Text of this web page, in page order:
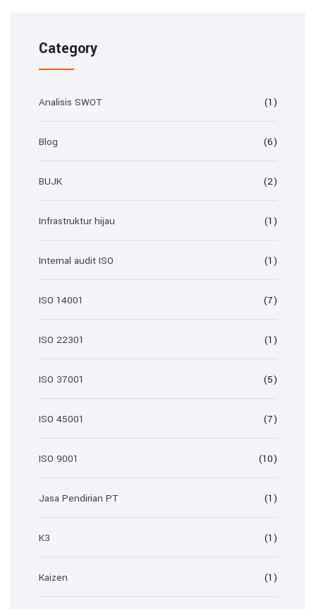
Category
Analisis SWOT (1)
Blog (6)
BUJK (2)
Infrastruktur hijau (1)
Internal audit ISO (1)
ISO 14001 (7)
ISO 22301 (1)
ISO 37001 (5)
ISO 45001 (7)
ISO 9001 (10)
Jasa Pendirian PT (1)
K3 (1)
Kaizen (1)